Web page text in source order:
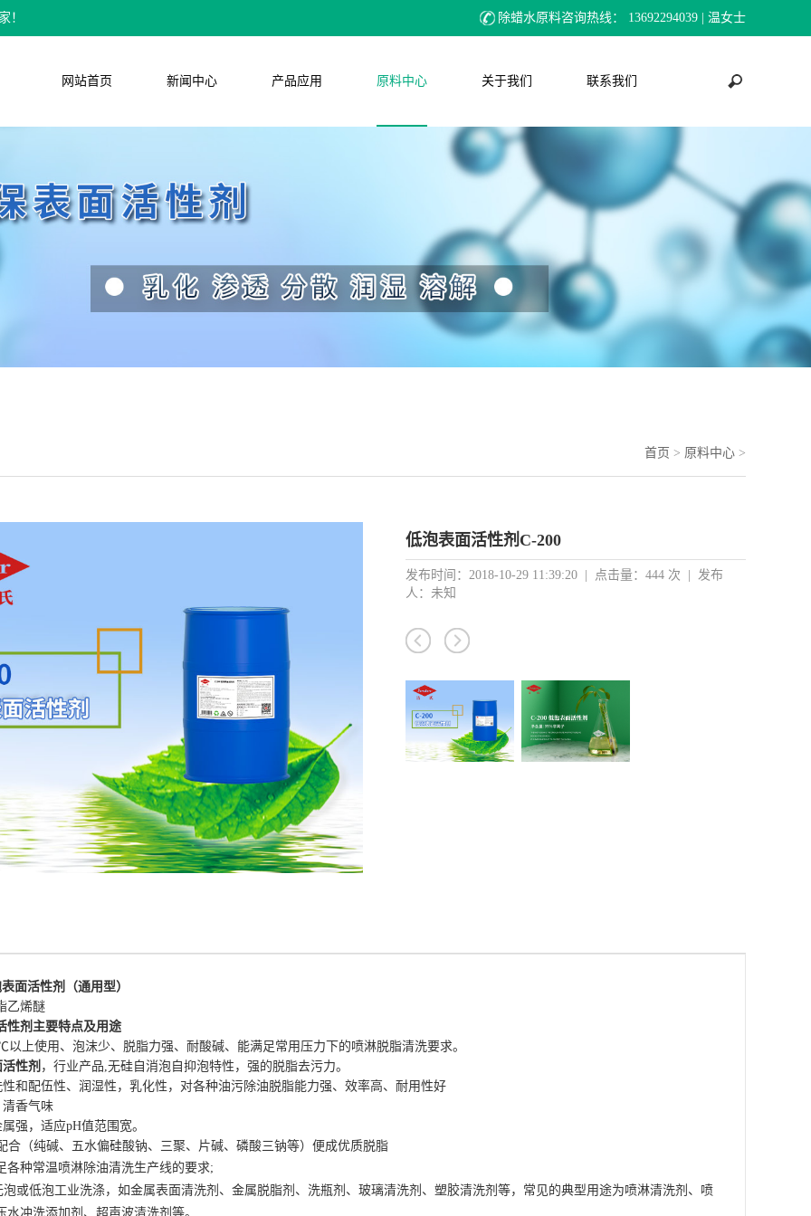
！ 除蜡水原料咨询热线： 13692294039 | 温女士
网站首页 新闻中心 产品应用 原料中心 关于我们 联系我们
首页 > 原料中心 >
低泡表面活性剂C-200
发布时间：2018-10-29 11:39:20 点击量：444 次
发布
人：未知
表面活性剂（通用型）
乙烯醚
性剂 主要特点及用途
上使用、泡沫少、脱脂力强、耐酸碱、能满足常用压力下的喷淋脱脂清洗要求。
性剂 ，行业产品,无硅自消泡自抑泡特性，强的脱脂去污力。
和配伍性、润湿性，乳化性，对各种油污除油脱脂能力强、效率高、耐用性好
香气味
强，适应pH值范围宽。
合（纯碱、五水偏硅酸钠、三聚、片碱、磷酸三钠等）便成优质脱脂
各种常温喷淋除油清洗生产线的要求;
低泡工业洗涤，如金属表面清洗剂、金属脱脂剂、洗瓶剂、 玻璃清洗剂 、塑胶清洗剂等，常见的典型用途为喷淋清洗剂、喷
冲洗添加剂、 超声波清洗剂 等。